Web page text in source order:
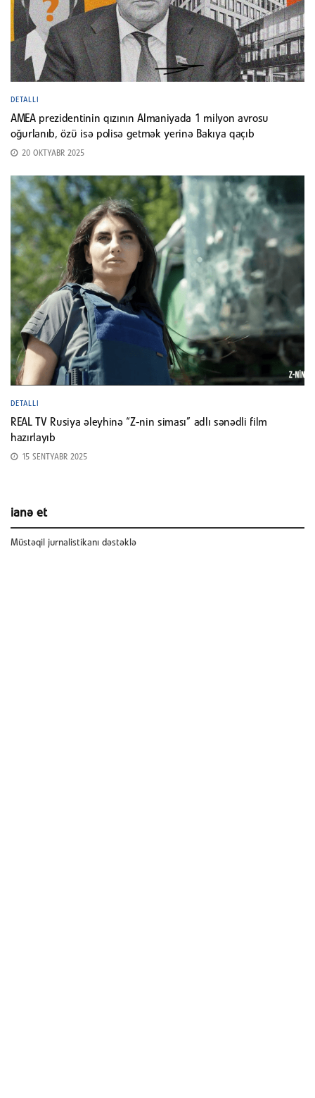
DETALLI
AMEA prezidentinin qızının Almaniyada 1 milyon avrosu
oğurlanıb, özü isə polisə getmək yerinə Bakıya qaçıb
20 OKTYABR 2025
DETALLI
REAL TV Rusiya əleyhinə “Z-nin siması” adlı sənədli film
hazırlayıb
15 SENTYABR 2025
ianə et
Müstəqil jurnalistikanı dəstəklə